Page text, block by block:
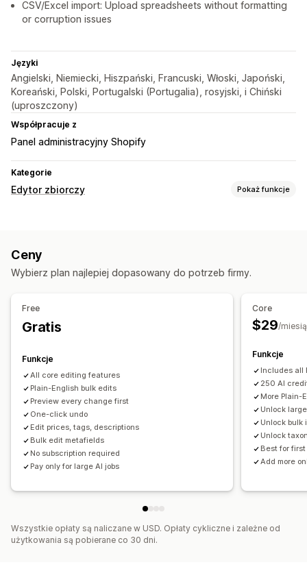
CSV/Excel import: Upload spreadsheets without formatting
or corruption issues
Języki
Angielski, Niemiecki, Hiszpański, Francuski, Włoski, Japoński,
Koreański, Polski, Portugalski (Portugalia), rosyjski, i Chiński
(uproszczony)
Współpracuje z
Panel administracyjny Shopify
Kategorie
Edytor zbiorczy Pokaż funkcje
Tagi Opisy
Edycja zbiorcza
Ceny
Wybierz plan najlepiej dopasowany do potrzeb firmy.
Free
Gratis
Funkcje
All core editing features
Plain-English bulk edits
Preview every change first
One-click undo
Edit prices, tags, descriptions
Bulk edit metafields
No subscription required
Pay only for large AI jobs
Core
$29/
Funkcje
Includes all
250 AI
More Plain-
Unlock
Unlock bulk
Unlock
Best for
Add more
Wszystkie opłaty są naliczane w USD. Opłaty cykliczne i zależne od
użytkowania są pobierane co 30 dni.